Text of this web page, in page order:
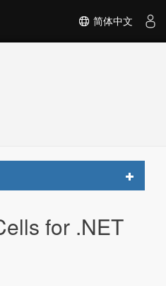
简体中文
Toggle
for .NET